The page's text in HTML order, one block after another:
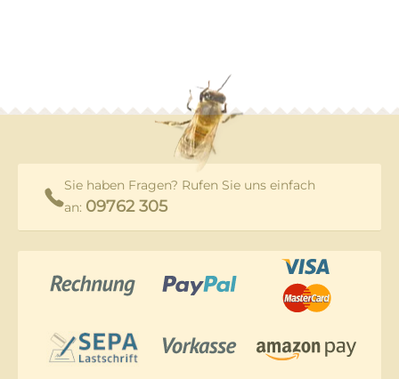
Sie haben Fragen? Rufen Sie uns einfach
an: 09762 305